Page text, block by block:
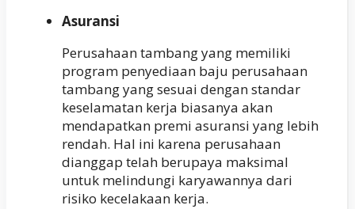
Asuransi
Perusahaan tambang yang memiliki
program penyediaan baju perusahaan
tambang yang sesuai dengan standar
keselamatan kerja biasanya akan
mendapatkan premi asuransi yang lebih
rendah. Hal ini karena perusahaan
dianggap telah berupaya maksimal
untuk melindungi karyawannya dari
risiko kecelakaan kerja.